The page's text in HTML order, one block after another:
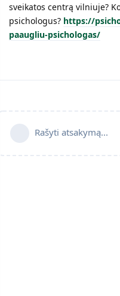
sveikatos centrą vilniuje?
psichologus? https://
paaugliu-psichologas/
Rašyti atsakymą...